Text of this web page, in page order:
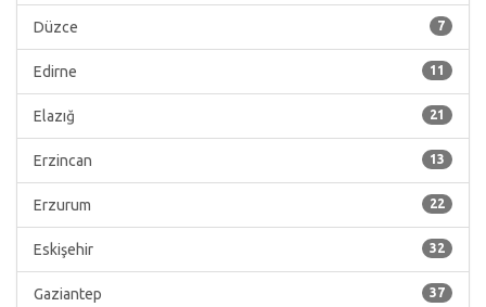
7
Düzce
11
Edirne
21
Elazığ
13
Erzincan
22
Erzurum
32
Eskişehir
37
Gaziantep